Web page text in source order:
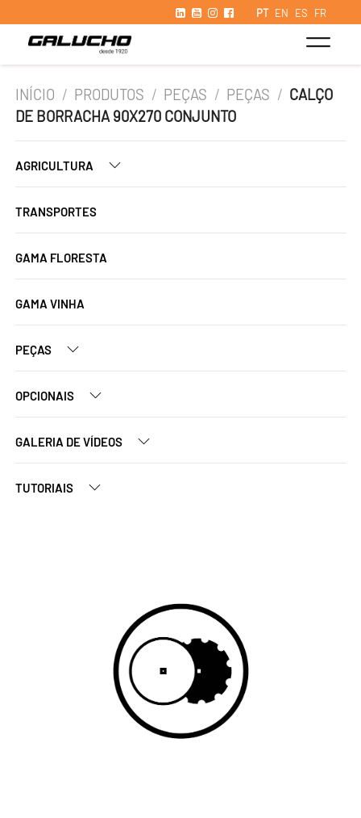
PT EN ES FR
INÍCIO / PRODUTOS / PEÇAS / PEÇAS / CALÇO
DE BORRACHA 90X270 CONJUNTO
AGRICULTURA
TRANSPORTES
GAMA FLORESTA
GAMA VINHA
PEÇAS
OPCIONAIS
GALERIA DE VÍDEOS
TUTORIAIS